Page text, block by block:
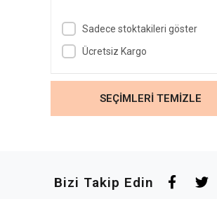
Sadece stoktakileri göster
Ücretsiz Kargo
SEÇİMLERİ TEMİZLE
Bizi Takip Edin